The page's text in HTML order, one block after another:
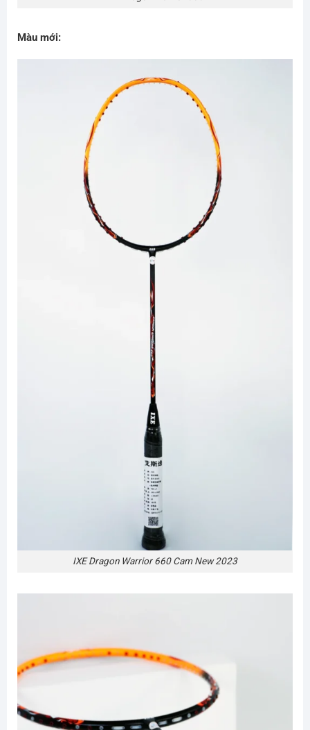
Màu mới:
IXE Dragon Warrior 660 Cam New 2023